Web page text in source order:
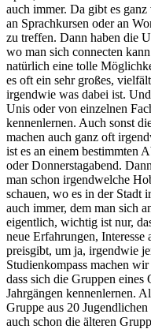
auch immer. Da gibt es
an Sprachkursen oder an
zu treffen. Dann haben die
wo man sich connecten
natürlich eine tolle
es oft ein sehr großes,
irgendwie was dabei ist.
Unis oder von einzelnen
kennenlernen. Auch sonst
machen auch ganz oft
ist es an einem bestimmten
oder Donnerstagabend.
man schon irgendwelche
schauen, wo es in der Stadt
auch immer, dem man sich
eigentlich, wichtig ist nur,
neue Erfahrungen, Interesse
preisgibt, um ja, irgendwie
Studienkompass machen
dass sich die Gruppen eines
Jahrgängen kennenlernen.
Gruppe aus 20
auch schon die älteren